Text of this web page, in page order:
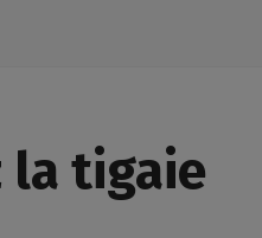
la tigaie